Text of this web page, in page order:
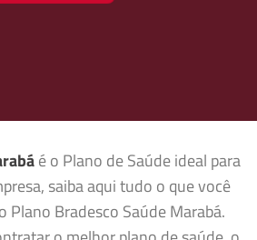
é o Plano de Saúde ideal para
saiba aqui tudo o que você
Plano Bradesco Saúde Marabá.